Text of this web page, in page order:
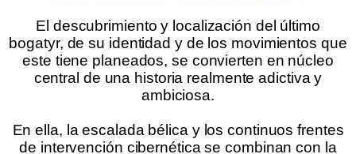
El descubrimiento y localización del último
bogatyr, de su identidad y de los movimientos que
este tiene planeados, se convierten en núcleo
central de una historia realmente adictiva y
ambiciosa.
En ella, la escalada bélica y los continuos frentes
de intervención cibernética se combinan con la